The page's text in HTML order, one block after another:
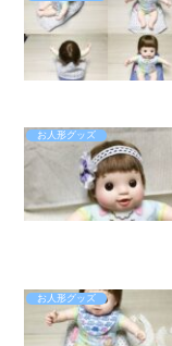
お人形グッズ
お人形グッズ